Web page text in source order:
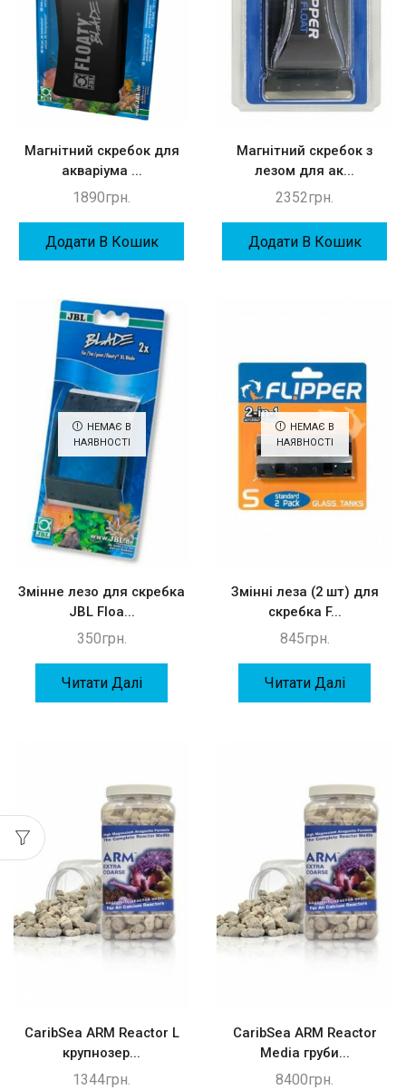
Магнітний скребок для
акваріума ...
1890грн.
Додати В Кошик
Магнітний скребок з
лезом для ак...
2352грн.
Додати В Кошик
НЕМАЄ В
НАЯВНОСТІ
Змінне лезо для скребка
JBL Floa...
350грн.
Читати Далі
НЕМАЄ В
НАЯВНОСТІ
Змінні леза (2 шт) для
скребка F...
845грн.
Читати Далі
CaribSea ARM Reactor L
крупнозер...
1344грн.
CaribSea ARM Reactor
Media груби...
8400грн.